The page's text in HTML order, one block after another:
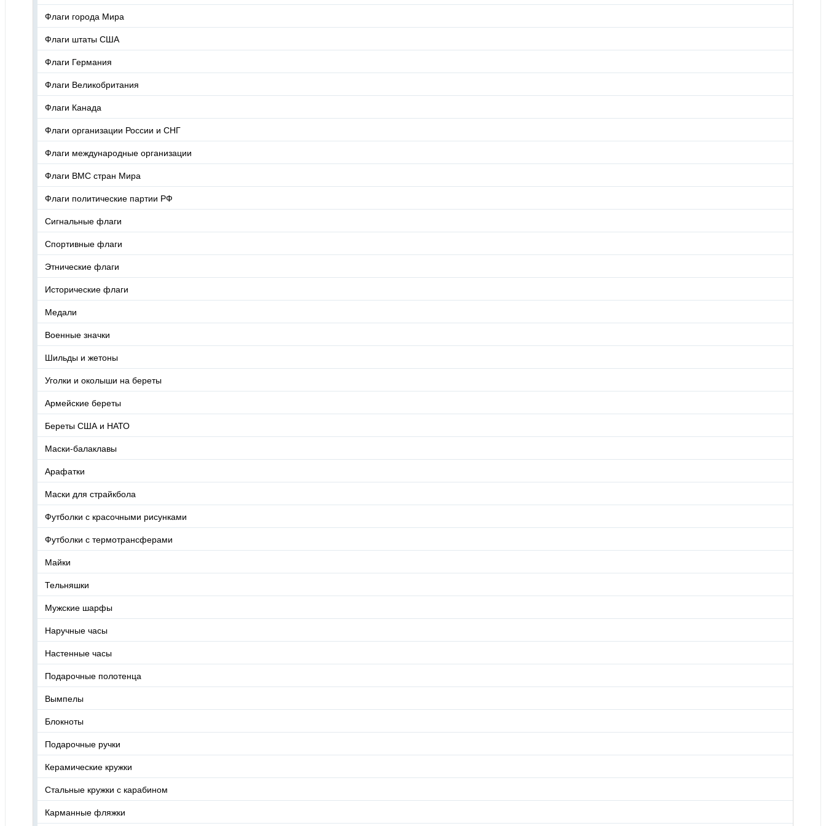
Флаги города Мира
Флаги штаты США
Флаги Германия
Флаги Великобритания
Флаги Канада
Флаги организации России и СНГ
Флаги международные организации
Флаги ВМС стран Мира
Флаги политические партии РФ
Сигнальные флаги
Спортивные флаги
Этнические флаги
Исторические флаги
Медали
Военные значки
Шильды и жетоны
Уголки и околыши на береты
Армейские береты
Береты США и НАТО
Маски-балаклавы
Арафатки
Маски для страйкбола
Футболки с красочными рисунками
Футболки с термотрансферами
Майки
Тельняшки
Мужские шарфы
Наручные часы
Настенные часы
Подарочные полотенца
Вымпелы
Блокноты
Подарочные ручки
Керамические кружки
Стальные кружки с карабином
Карманные фляжки